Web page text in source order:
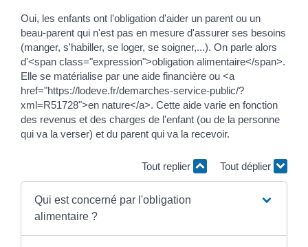
Oui, les enfants ont l'obligation d'aider un parent ou un
beau-parent qui n'est pas en mesure d'assurer ses besoins
(manger, s'habiller, se loger, se soigner,...). On parle alors
d'<span class="expression">obligation alimentaire</span>.
Elle se matérialise par une aide financière ou <a
href="https://lodeve.fr/demarches-service-public/?
xml=R51728">en nature</a>. Cette aide varie en fonction
des revenus et des charges de l'enfant (ou de la personne
qui va la verser) et du parent qui va la recevoir.
Tout replier Tout déplier
Qui est concerné par l'obligation
alimentaire ?